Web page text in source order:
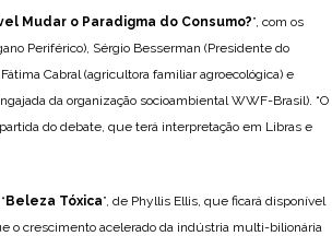
Mudar o Paradigma do Consumo?”, com os
Periférico), Sérgio Besserman (Presidente do
Cabral (agricultora familiar agroecológica) e
da organização socioambiental WWF-Brasil). “O
do debate, que terá interpretação em Libras e
Beleza Tóxica”, de Phyllis Ellis, que ficará disponível
o crescimento acelerado da indústria multi-bilionária